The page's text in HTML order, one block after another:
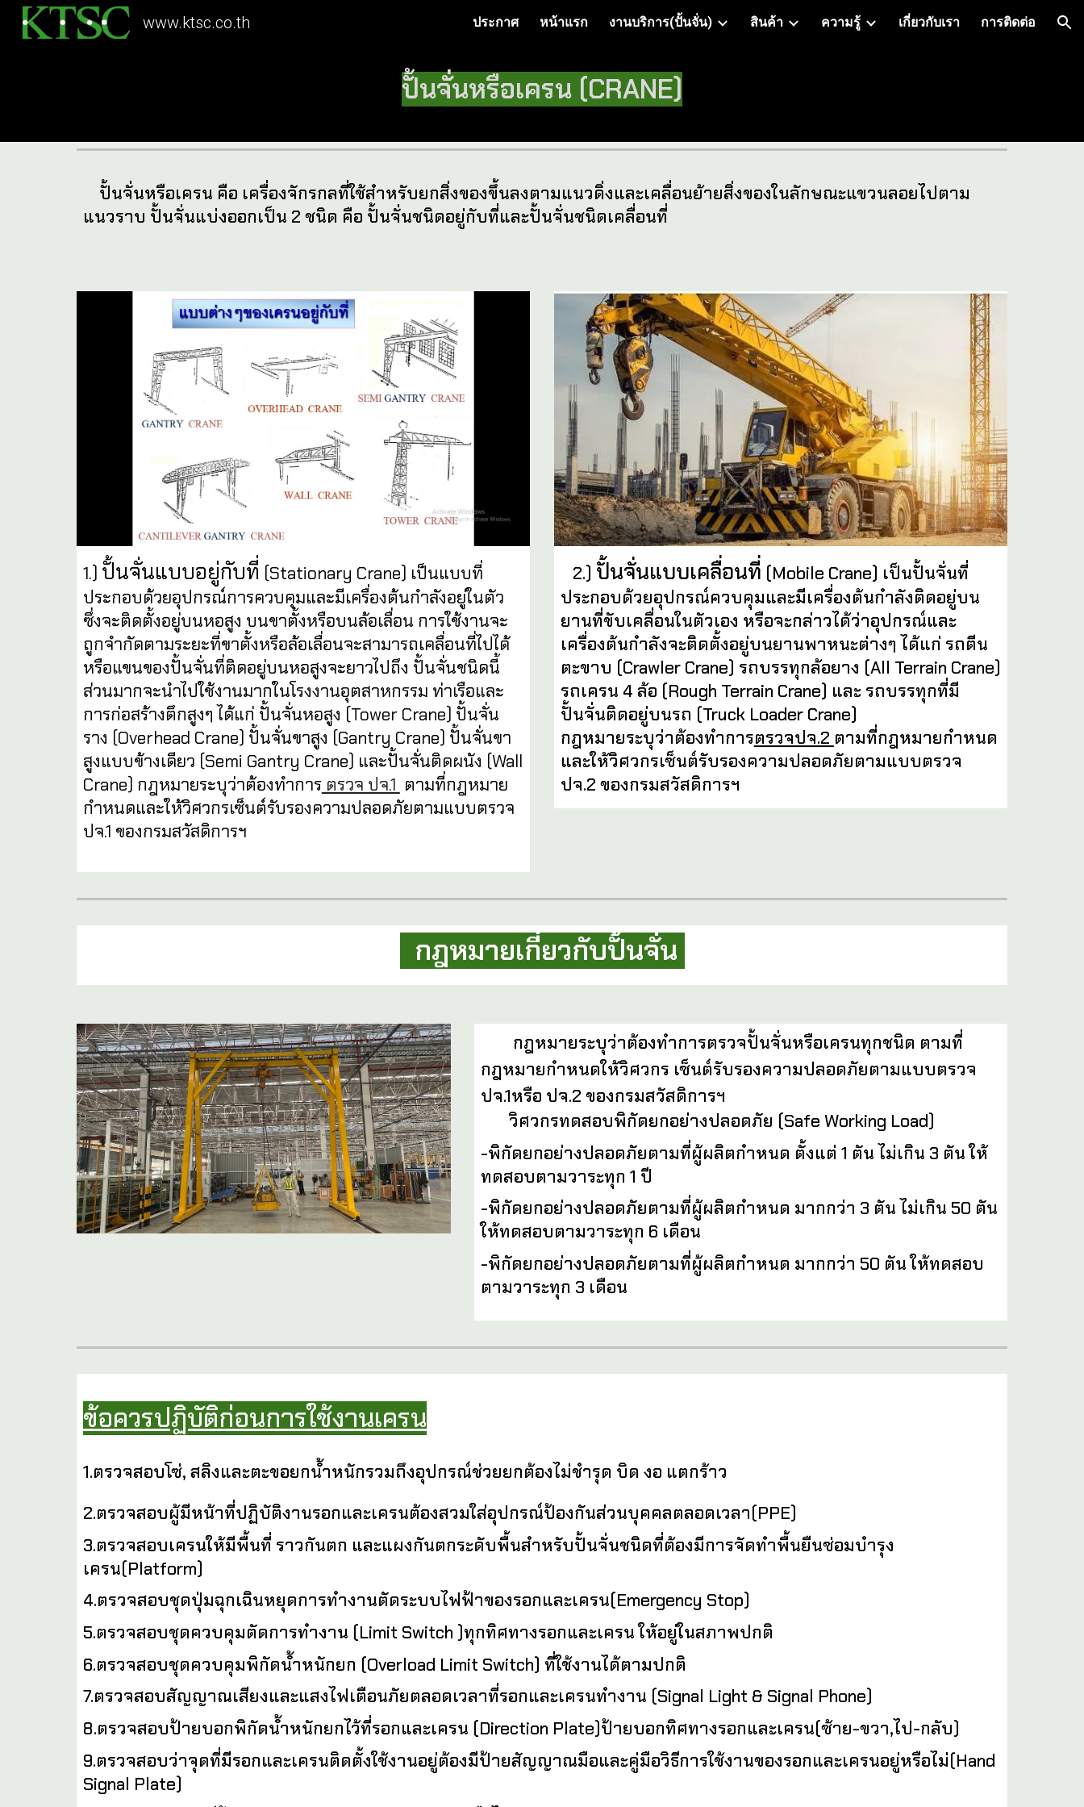
Skip to navigation
www.ktsc.co.th ประกาศ หน้าแรก งานบริการ(ปั้นจั่น) สินค้า ความรู้ เกี่ยวกับเรา การติดต่อ
ปั้นจั่นหรือเครน (CRANE)
ปั้นจั่นหรือเครน คือ เครื่องจักรกลที่ใช้สำหรับยกสิ่งของขึ้นลงตามแนวดิ่งและเคลื่อนย้ายสิ่งของในลักษณะแขวนลอยไปตาม
แนวราบ ปั้นจั่นแบ่งออกเป็น 2 ชนิด คือ ปั้นจั่นชนิดอยู่กับที่และปั้นจั่นชนิดเคลื่อนที่
1.) ปั้นจั่นแบบอยู่กับที่ (Stationary Crane) เป็นแบบที่
ประกอบด้วยอุปกรณ์การควบคุมและมีเครื่องต้นกำลังอยู่ในตัว
ซึ่งจะติดตั้งอยู่บนหอสูง บนขาตั้งหรือบนล้อเลื่อน การใช้งานจะ
ถูกจำกัดตามระยะที่ขาตั้งหรือล้อเลื่อนจะสามารถเคลื่อนที่ไปได้
หรือแขนของปั้นจั่นที่ติดอยู่บนหอสูงจะยาวไปถึง ปั้นจั่นชนิดนี้
ส่วนมากจะนำไปใช้งานมากในโรงงานอุตสาหกรรม ท่าเรือและ
การก่อสร้างตึกสูงๆ ได้แก่ ปั้นจั่นหอสูง (Tower Crane) ปั้นจั่น
ราง (Overhead Crane) ปั้นจั่นขาสูง (Gantry Crane) ปั้นจั่นขา
สูงแบบข้างเดียว (Semi Gantry Crane) และปั้นจั่นติดผนัง (Wall
Crane) กฎหมายระบุว่าต้องทำการ ตรวจ ปจ.1 ตามที่กฎหมาย
กำหนดและให้วิศวกรเซ็นต์รับรองความปลอดภัยตามแบบตรวจ
ปจ.1 ของกรมสวัสดิการฯ
2.) ปั้นจั่นแบบเคลื่อนที่ (Mobile Crane) เป็นปั้นจั่นที่
ประกอบด้วยอุปกรณ์ควบคุมและมีเครื่องต้นกำลังติดอยู่บน
ยานที่ขับเคลื่อนในตัวเอง หรือจะกล่าวได้ว่าอุปกรณ์และ
เครื่องต้นกำลังจะติดตั้งอยู่บนยานพาหนะต่างๆ ได้แก่ รถตีน
ตะขาบ (Crawler Crane) รถบรรทุกล้อยาง (All Terrain Crane)
รถเครน 4 ล้อ (Rough Terrain Crane) และ รถบรรทุกที่มี
ปั้นจั่นติดอยู่บนรถ (Truck Loader Crane)
กฎหมายระบุว่าต้องทำการตรวจปจ.2 ตามที่กฎหมายกำหนด
และให้วิศวกรเซ็นต์รับรองความปลอดภัยตามแบบตรวจ
ปจ.2 ของกรมสวัสดิการฯ
กฎหมายเกี่ยวกับปั้นจั่น
กฎหมายระบุว่าต้องทำการตรวจปั้นจั่นหรือเครนทุกชนิด ตามที่
กฎหมายกำหนดให้วิศวกร เซ็นต์รับรองความปลอดภัยตามแบบตรวจ
ปจ.1หรือ ปจ.2 ของกรมสวัสดิการฯ
วิศวกรทดสอบพิกัดยกอย่างปลอดภัย (Safe Working Load)
-พิกัดยกอย่างปลอดภัยตามที่ผู้ผลิตกำหนด ตั้งแต่ 1 ตัน ไม่เกิน 3 ตันให้
ทดสอบตามวาระทุก 1 ปี
-พิกัดยกอย่างปลอดภัยตามที่ผู้ผลิตกำหนด มากกว่า 3 ตัน ไม่เกิน 50 ตัน
ให้ทดสอบตามวาระทุก 6 เดือน
-พิกัดยกอย่างปลอดภัยตามที่ผู้ผลิตกำหนด มากกว่า 50 ตัน ให้ทดสอบ
ตามวาระทุก 3 เดือน
ข้อควรปฏิบัติก่อนการใช้งานเครน
1.ตรวจสอบโซ่, สลิงและตะขอยกน้ำหนักรวมถึงอุปกรณ์ช่วยยกต้องไม่ชำรุด บิด งอ แตกร้าว
2.ตรวจสอบผู้มีหน้าที่ปฏิบัติงานรอกและเครนต้องสวมใส่อุปกรณ์ป้องกันส่วนบุคคลตลอดเวลา(PPE)
3.ตรวจสอบเครนให้มีพื้นที่ ราวกันตก และแผงกันตกระดับพื้นสำหรับปั้นจั่นชนิดที่ต้องมีการจัดทำพื้นยืนซ่อมบำรุง
เครน(Platform)
4.ตรวจสอบชุดปุ่มฉุกเฉินหยุดการทำงานตัดระบบไฟฟ้าของรอกและเครน(Emergency Stop)
5.ตรวจสอบชุดควบคุมตัดการทำงาน (Limit Switch )ทุกทิศทางรอกและเครน ให้อยู่ในสภาพปกติ
6.ตรวจสอบชุดควบคุมพิกัดน้ำหนักยก (Overload Limit Switch) ที่ใช้งานได้ตามปกติ
7.ตรวจสอบสัญญาณเสียงและแสงไฟเตือนภัยตลอดเวลาที่รอกและเครนทำงาน (Signal Light & Signal Phone)
8.ตรวจสอบป้ายบอกพิกัดน้ำหนักยกไว้ที่รอกและเครน (Direction Plate)ป้ายบอกทิศทางรอกและเครน(ซ้าย-ขวา,ไป-กลับ)
9.ตรวจสอบว่าจุดที่มีรอกและเครนติดตั้งใช้งานอยู่ต้องมีป้ายสัญญาณมือและคู่มือวิธีการใช้งานของรอกและเครนอยู่หรือไม่(Hand
Signal Plate)